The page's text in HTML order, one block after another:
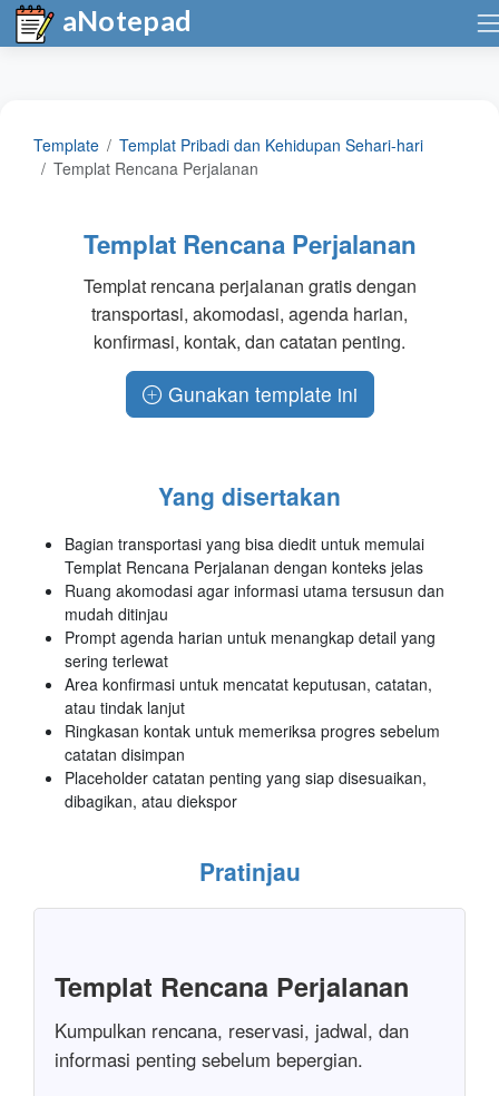
aNotepad
Template
Templat Pribadi dan Kehidupan Sehari-hari
Templat Rencana Perjalanan
Templat Rencana Perjalanan
Templat rencana perjalanan gratis dengan
transportasi, akomodasi, agenda harian,
konfirmasi, kontak, dan catatan penting.
Gunakan template ini
Yang disertakan
Bagian transportasi yang bisa diedit untuk memulai
Templat Rencana Perjalanan dengan konteks jelas
Ruang akomodasi agar informasi utama tersusun dan
mudah ditinjau
Prompt agenda harian untuk menangkap detail yang
sering terlewat
Area konfirmasi untuk mencatat keputusan, catatan,
atau tindak lanjut
Ringkasan kontak untuk memeriksa progres sebelum
catatan disimpan
Placeholder catatan penting yang siap disesuaikan,
dibagikan, atau diekspor
Pratinjau
Templat Rencana Perjalanan
Kumpulkan rencana, reservasi, jadwal, dan
informasi penting sebelum bepergian.